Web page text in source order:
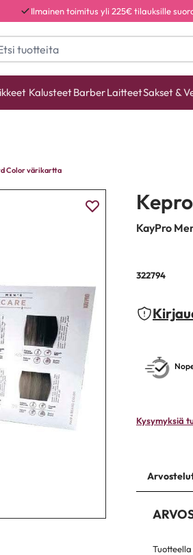
Ilmainen toimitus yli 225€ tilauksille
KalusteetBarberLaitteetSakset &
Color värikartta
Kepro
KayPro
322794
Kysymyksiä